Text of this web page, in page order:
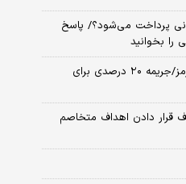
پرداخت می‌شود؟/ پاسخ
را بخوانید
جزئیاتی از طرح راهبردی امنیت تنگه هرمز/جریمه ۲۰ درصدی برای
قرار دادن اهداف متخاصم